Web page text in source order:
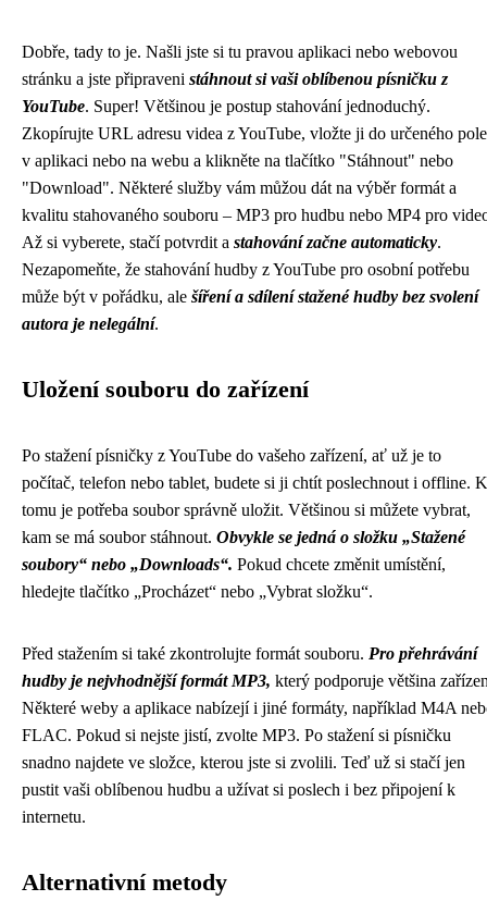
Dobře, tady to je. Našli jste si tu pravou aplikaci nebo webovou
stránku a jste připraveni stáhnout si vaši oblíbenou písničku z
YouTube. Super! Většinou je postup stahování jednoduchý.
Zkopírujte URL adresu videa z YouTube, vložte ji do určeného pole
v aplikaci nebo na webu a klikněte na tlačítko "Stáhnout" nebo
"Download". Některé služby vám můžou dát na výběr formát a
kvalitu stahovaného souboru – MP3 pro hudbu nebo MP4 pro
Až si vyberete, stačí potvrdit a stahování začne automaticky.
Nezapomeňte, že stahování hudby z YouTube pro osobní potřebu
může být v pořádku, ale šíření a sdílení stažené hudby bez svolení
autora je nelegální.
Uložení souboru do zařízení
Po stažení písničky z YouTube do vašeho zařízení, ať už je to
počítač, telefon nebo tablet, budete si ji chtít poslechnout i offline. K
tomu je potřeba soubor správně uložit. Většinou si můžete vybrat,
kam se má soubor stáhnout. Obvykle se jedná o složku „Stažené
soubory“ nebo „Downloads“. Pokud chcete změnit umístění,
hledejte tlačítko „Procházet“ nebo „Vybrat složku“.
Před stažením si také zkontrolujte formát souboru. Pro přehrávání
hudby je nejvhodnější formát MP3, který podporuje většina
Některé weby a aplikace nabízejí i jiné formáty, například M4A
FLAC. Pokud si nejste jistí, zvolte MP3. Po stažení si písničku
snadno najdete ve složce, kterou jste si zvolili. Teď už si stačí jen
pustit vaši oblíbenou hudbu a užívat si poslech i bez připojení k
internetu.
Alternativní metody